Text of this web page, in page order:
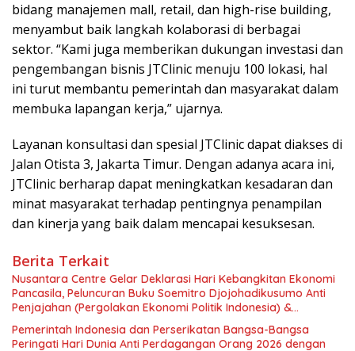
bidang manajemen mall, retail, dan high-rise building,
menyambut baik langkah kolaborasi di berbagai
sektor. “Kami juga memberikan dukungan investasi dan
pengembangan bisnis JTClinic menuju 100 lokasi, hal
ini turut membantu pemerintah dan masyarakat dalam
membuka lapangan kerja,” ujarnya.
Layanan konsultasi dan spesial JTClinic dapat diakses di
Jalan Otista 3, Jakarta Timur. Dengan adanya acara ini,
JTClinic berharap dapat meningkatkan kesadaran dan
minat masyarakat terhadap pentingnya penampilan
dan kinerja yang baik dalam mencapai kesuksesan.
Berita Terkait
Nusantara Centre Gelar Deklarasi Hari Kebangkitan Ekonomi
Pancasila, Peluncuran Buku Soemitro Djojohadikusumo Anti
Penjajahan (Pergolakan Ekonomi Politik Indonesia) &
Simposium Nasional “Urgensi Undang-Undang Perekonomian
Nasional dan Kesejahteraan Sosial dalam Menata Bangsa
Pemerintah Indonesia dan Perserikatan Bangsa-Bangsa
Peringati Hari Dunia Anti Perdagangan Orang 2026 dengan